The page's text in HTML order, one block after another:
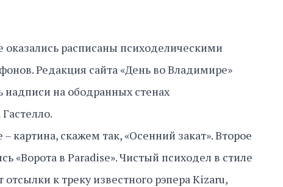
оказались расписаны психоделическими
Редакция сайта «День во Владимире»
на ободранных стенах
картина, скажем так, «Осенний закат». Второе
«Ворота в Paradise». Чистый психодел в стиле
к треку известного рэпера Kizaru,